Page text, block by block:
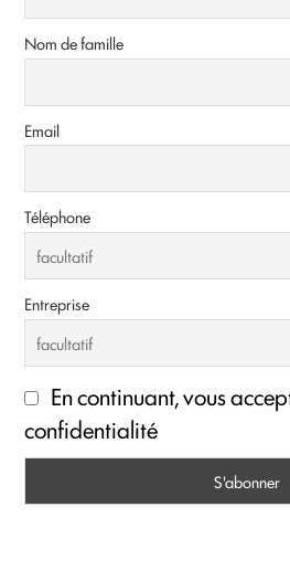
Nom de famille
Email
Téléphone
Entreprise
En continuant, vous
confidentialité